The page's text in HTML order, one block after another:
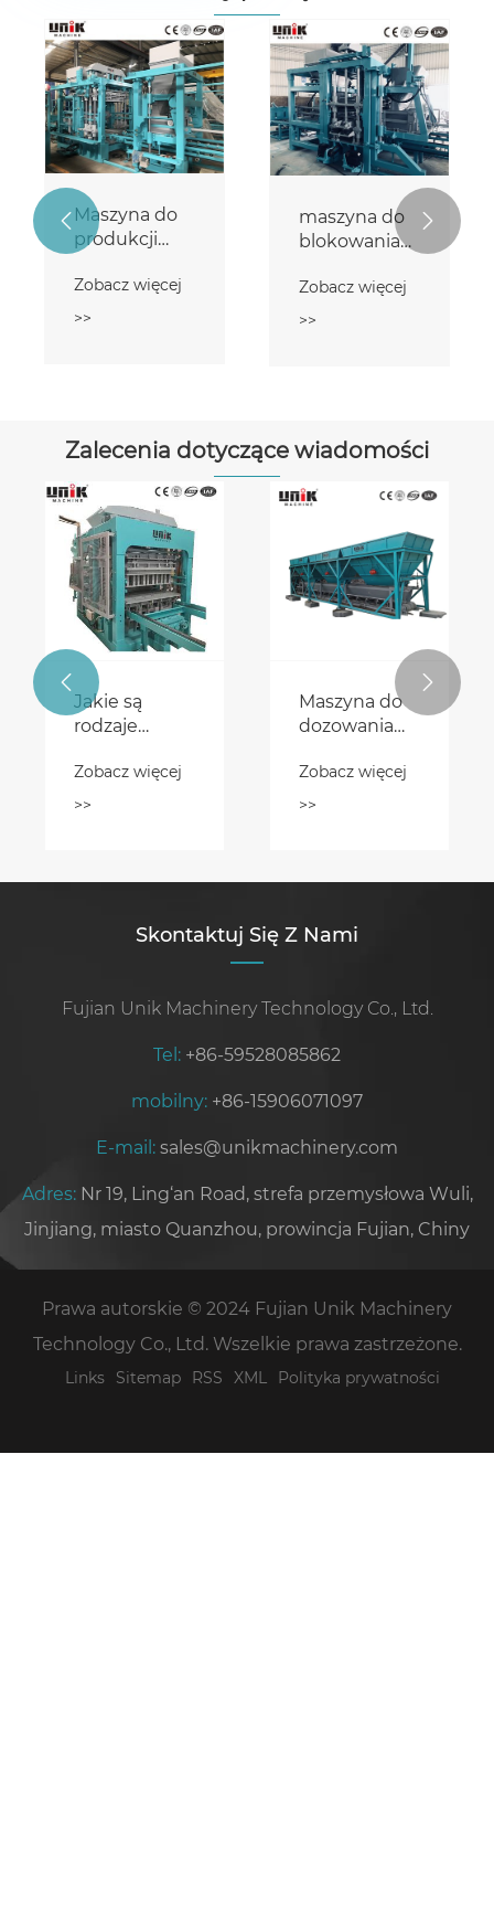
Maszyna do
produkcji
pojedynczą
paletą
Zobacz więcej
>>
maszyna do
blokowania
Zobacz więcej
>>
 
Zalecenia dotyczące wiadomości
Jakie są
rodzaje
miksera
obowiązkowego
Zobacz więcej
>>
Maszyna do
dozowania
zwiększanie
wydajności w
Zobacz więcej
>>
 
Skontaktuj Się Z Nami
Fujian Unik Machinery Technology Co., Ltd.
Tel: +86-59528085862
mobilny: +86-15906071097
E-mail: sales@unikmachinery.com
Adres: Nr 19, Ling‘an Road, strefa przemysłowa Wuli,
Jinjiang, miasto Quanzhou, prowincja Fujian, Chiny
Prawa autorskie © 2024 Fujian Unik Machinery
Technology Co., Ltd. Wszelkie prawa zastrzeżone.
Links Sitemap RSS XML Polityka prywatności